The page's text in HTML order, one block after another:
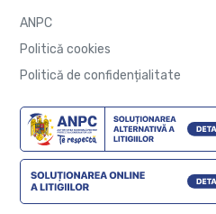
ANPC
Politică cookies
Politică de confidențialitate